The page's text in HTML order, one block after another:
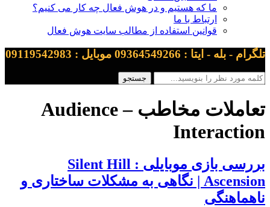
ما که هستیم و در هوش فعال چه کار می کنیم؟
ارتباط با ما
قوانین استفاده از مطالب سایت هوش فعال
تلگرام - بله - ایتا : 09364549266 موبایل : 09119542983
تعاملات مخاطب – Audience
Interaction
بررسی بازی موبایلی Silent Hill :
Ascension | نگاهی به مشکلات ساختاری و
ناهماهنگی